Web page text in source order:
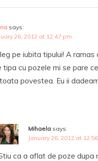
says:
26, 2012 at 12:47 pm
pe iubita tipului! A ramas
tipa cu pozele mi se pare
povestea. Eu ii
Mihaela says:
January 26, 2012 at
ca a aflat de poze dupa